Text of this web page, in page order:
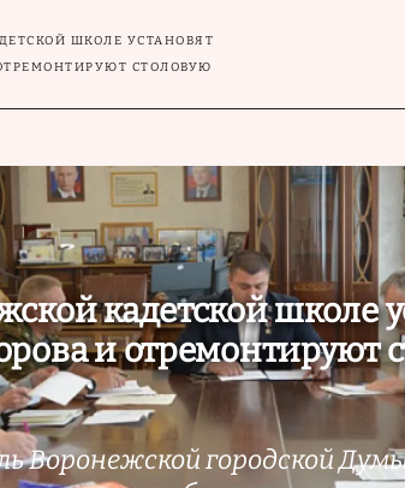
ШКОЛЕ УСТАНОВЯТ
СТОЛОВУЮ
кадетской школе
и отремонтируют
Воронежской городской